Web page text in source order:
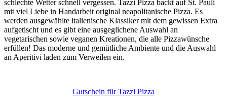
schlechte Wetter schnell vergessen. Tazzi Pizza backt auf St. Pauli
mit viel Liebe in Handarbeit original neapolitanische Pizza. Es
werden ausgewählte italienische Klassiker mit dem gewissen Extra
aufgetischt und es gibt eine ausgeglichene Auswahl an
vegetarischen sowie veganen Kreationen, die alle Pizzawünsche
erfüllen! Das moderne und gemütliche Ambiente und die Auswahl
an Aperitivi laden zum Verweilen ein.
Gutschein für Tazzi Pizza